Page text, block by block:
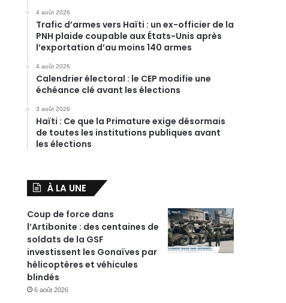
4 août 2026
Trafic d’armes vers Haïti : un ex-officier de la
PNH plaide coupable aux États-Unis après
l’exportation d’au moins 140 armes
4 août 2026
Calendrier électoral : le CEP modifie une
échéance clé avant les élections
3 août 2026
Haïti : Ce que la Primature exige désormais
de toutes les institutions publiques avant
les élections
À LA UNE
Coup de force dans
l’Artibonite : des centaines de
soldats de la GSF
investissent les Gonaïves par
hélicoptères et véhicules
blindés
6 août 2026